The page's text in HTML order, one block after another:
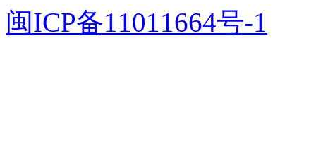
闽ICP备11011664号-1